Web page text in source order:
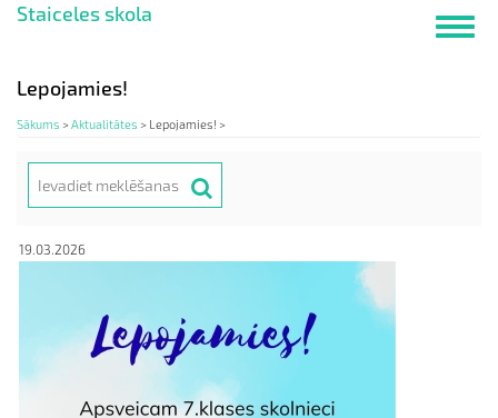
Pārlekt
saturu
Staiceles skola
Lepojamies!
Sākums >Aktualitātes > Lepojamies! >
Search
19.03.2026